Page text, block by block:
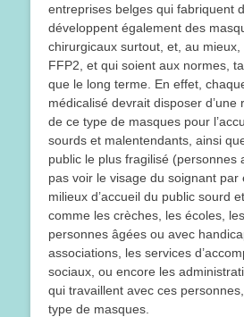
entreprises belges qui fabriquent
développent également des
chirurgicaux surtout, et, au
FFP2, et qui soient aux normes,
que le long terme. En effet,
médicalisé devrait disposer d’une
de ce type de masques pour
sourds et malentendants, ainsi
public le plus fragilisé (personnes
pas voir le visage du soignant par
milieux d’accueil du public sourd
comme les crèches, les écoles,
personnes âgées ou avec
associations, les services
sociaux, ou encore les
qui travaillent avec ces
type de masques.